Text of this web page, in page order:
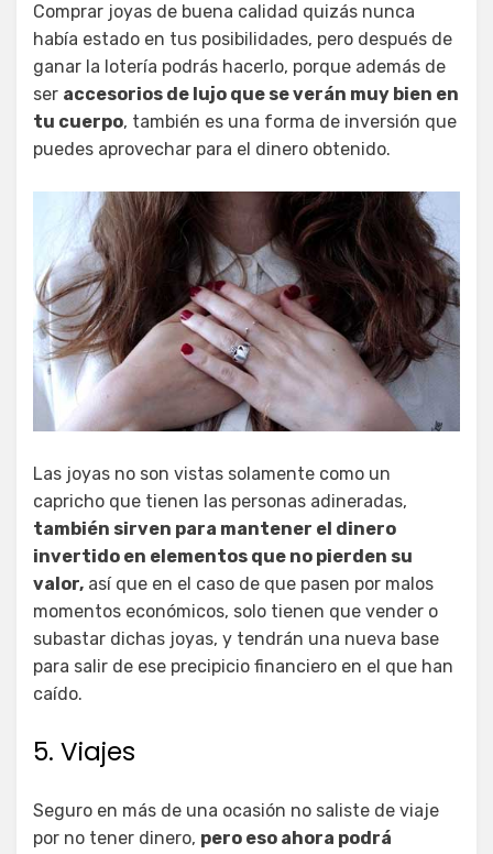
Comprar joyas de buena calidad quizás nunca
había estado en tus posibilidades, pero después de
ganar la lotería podrás hacerlo, porque además de
ser accesorios de lujo que se verán muy bien en
tu cuerpo, también es una forma de inversión que
puedes aprovechar para el dinero obtenido.
Las joyas no son vistas solamente como un
capricho que tienen las personas adineradas,
también sirven para mantener el dinero
invertido en elementos que no pierden su
valor, así que en el caso de que pasen por malos
momentos económicos, solo tienen que vender o
subastar dichas joyas, y tendrán una nueva base
para salir de ese precipicio financiero en el que han
caído.
5. Viajes
Seguro en más de una ocasión no saliste de viaje
por no tener dinero, pero eso ahora podrá